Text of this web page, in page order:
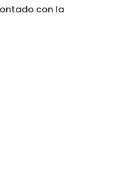
con la